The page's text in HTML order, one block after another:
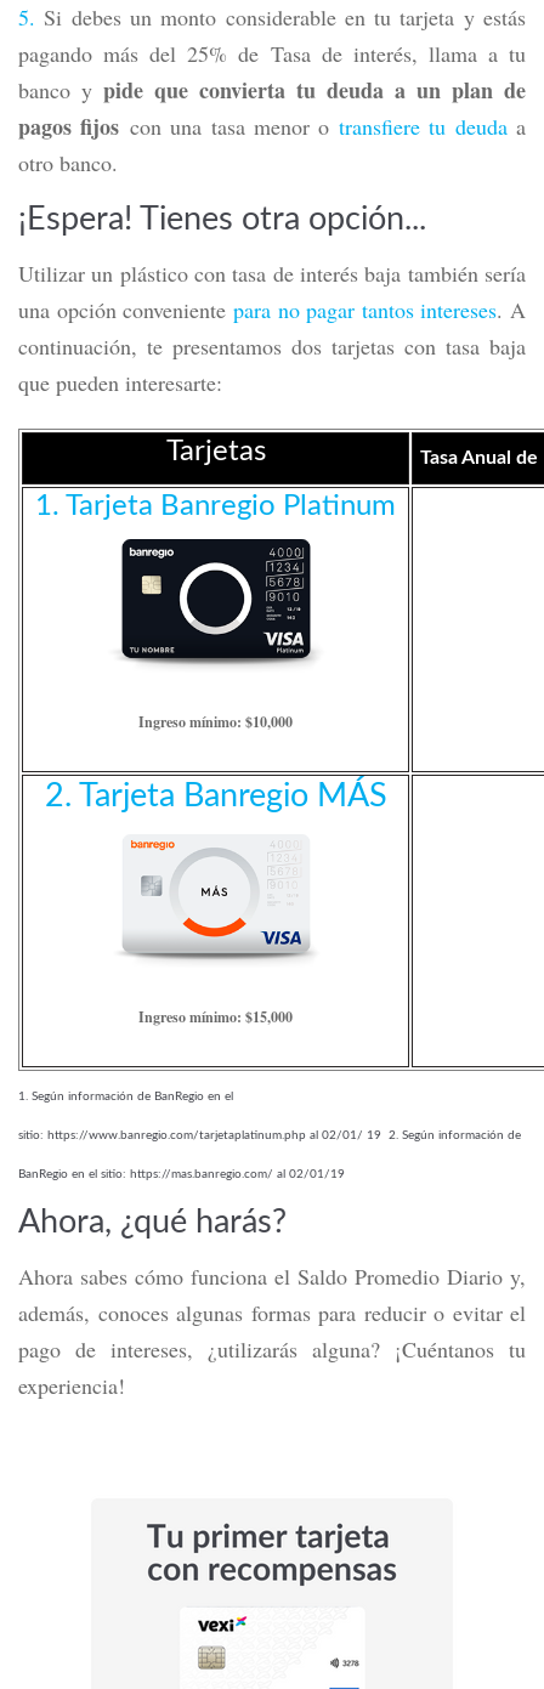
Si debes un monto considerable en tu tarjeta y estás
pagando más del 25% de Tasa de interés, llama a tu
banco y pide que convierta tu deuda a un plan de
pagos fijos con una tasa menor o transfiere tu deudaa
otro banco.
¡Espera! Tienes otra opción...
Utilizar un plástico con tasa de interés baja también sería
una opción conveniente para no pagar tantos intereses. A
continuación, te presentamos dos tarjetas con tasa baja
que pueden interesarte:
Tarjetas Tasa Anual
1. Tarjeta Banregio Platinum
Ingreso mínimo: $10,000
2. Tarjeta Banregio MÁS
Ingreso mínimo: $15,000
1. Según información de BanRegio en el
sitio: https://www.banregio.com/tarjetaplatinum.php al 02/01/ 19 2. Según información de
BanRegio en el sitio: https://mas.banregio.com/ al 02/01/19
Ahora, ¿qué harás?
Ahora sabes cómo funciona el Saldo Promedio Diario y,
además, conoces algunas formas para reducir o evitar el
pago de intereses, ¿utilizarás alguna? ¡Cuéntanos tu
experiencia!